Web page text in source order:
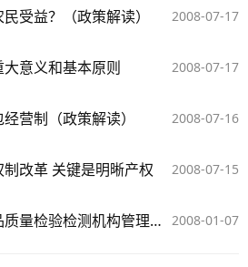
2008-07-17
受益？（政策解读）
2008-07-17
意义和基本原则
2008-07-16
营制（政策解读）
2008-07-15
改革 关键是明晰产权
2008-01-07
解读《国家林业局产品质量检验检测机构管理办法》